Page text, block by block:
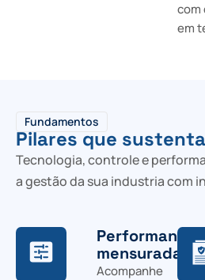
com
em
Fundamentos
Pilares que
Tecnologia, controle e
a gestão da sua industria com
Performance
mensurada
Acompanhe